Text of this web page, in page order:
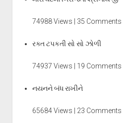
74988 Views | 35 Comments
રક્ત ટપકતી સો સો ઝોળી
74937 Views | 19 Comments
નયનને બંધ રાખીને
65684 Views | 23 Comments